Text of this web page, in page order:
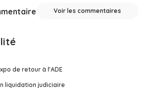
Voir les commentaires
de retour à l'ADE
liquidation judiciaire